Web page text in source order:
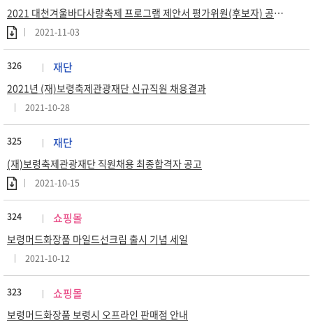
2021 대천겨울바다사랑축제 프로그램 제안서 평가위원(후보자) 공개모집 공고
2021-11-03
326 재단
2021년 (재)보령축제관광재단 신규직원 채용결과
2021-10-28
325 재단
(재)보령축제관광재단 직원채용 최종합격자 공고
2021-10-15
324 쇼핑몰
보령머드화장품 마일드선크림 출시 기념 세일
2021-10-12
323 쇼핑몰
보령머드화장품 보령시 오프라인 판매점 안내